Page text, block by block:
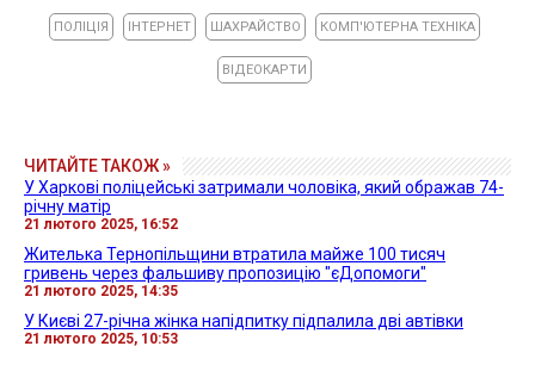
ПОЛІЦІЯ ІНТЕРНЕТ ШАХРАЙСТВО КОМП'ЮТЕРНА ТЕХНІКА
ВІДЕОКАРТИ
ЧИТАЙТЕ ТАКОЖ »
У Харкові поліцейські затримали чоловіка, який ображав 74-
річну матір
21 лютого 2025, 16:52
Жителька Тернопільщини втратила майже 100 тисяч
гривень через фальшиву пропозицію "єДопомоги"
21 лютого 2025, 14:35
У Києві 27-річна жінка напідпитку підпалила дві автівки
21 лютого 2025, 10:53